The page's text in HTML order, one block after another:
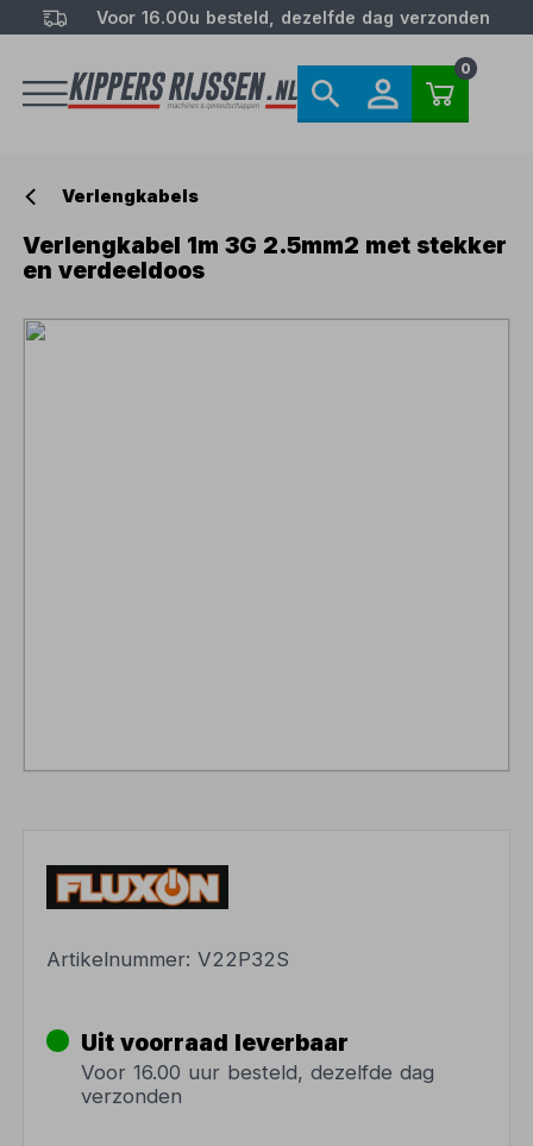
Voor 16.00u besteld, dezelfde dag verzonden
0
Verlengkabels
Verlengkabel 1m 3G 2.5mm2 met stekker
en verdeeldoos
Artikelnummer:V22P32S
Uit voorraad leverbaar
Voor 16.00 uur besteld, dezelfde dag
verzonden